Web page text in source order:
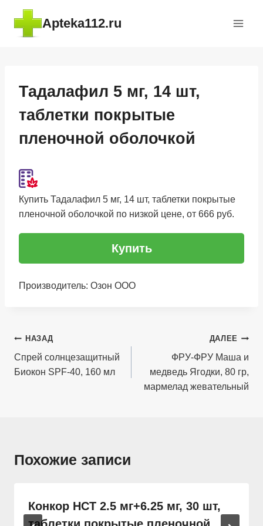
Перейти
содержимому
Apteka112.ru
Тадалафил 5 мг, 14 шт,
таблетки покрытые
пленочной оболочкой
Купить Тадалафил 5 мг, 14 шт, таблетки покрытые
пленочной оболочкой по низкой цене, от 666 руб.
Купить
Производитель: Озон ООО
Навигация
по
записям
НАЗАД
Спрей солнцезащитный
Биокон SPF-40, 160 мл
ДАЛЕЕ
ФРУ-ФРУ Маша и
медведь Ягодки, 80 гр,
мармелад жевательный
Похожие записи
Конкор НСТ 2.5 мг+6.25 мг, 30 шт,